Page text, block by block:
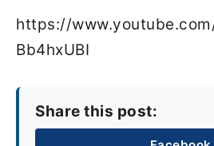
https://
Bb4hxUBI
Share this post: